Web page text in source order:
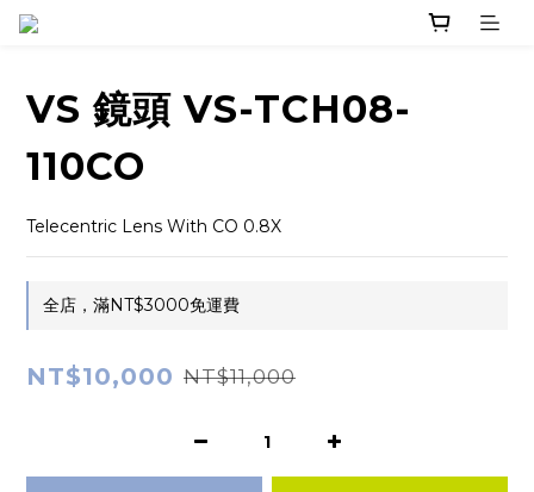
VS 鏡頭 VS-TCH08-
110CO
Telecentric Lens With CO 0.8X
全店，滿NT$3000免運費
NT$10,000 NT$11,000